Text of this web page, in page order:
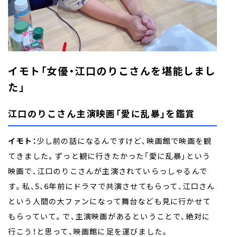
イモト「女優・江口のりこさんを堪能しまし
た」
江口のりこさん主演映画「愛に乱暴」を鑑賞
イモト：少し前の話になるんですけど、映画館で映画を観
てきました。ずっと観に行きたかった「愛に乱暴」という
映画で、江口のりこさんが主演されていらっしゃるんで
す。私、5、6年前にドラマで共演させてもらって、江口さん
という人間の大ファンになって舞台なども見に行かせて
もらっていて。で、主演映画があるということで、絶対に
行こう！と思って、映画館に足を運びました。